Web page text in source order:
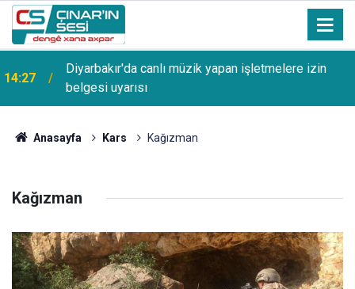
14:27
Diyarbakır'da canlı müzik yapan işletmelere izin
belgesi uyarısı
Anasayfa Kars Kağızman
Kağızman